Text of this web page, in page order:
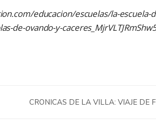
educacion/escuelas/la-escuela-
de-ovando-y-
CRONICAS DE LA VILLA: VIAJE DE